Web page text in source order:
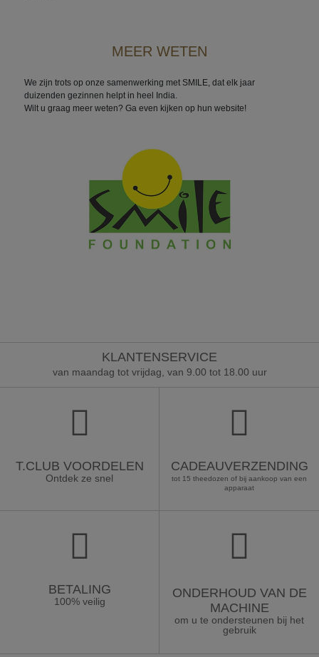
MEER WETEN
We zijn trots op onze samenwerking met SMILE, dat elk jaar
duizenden gezinnen helpt in heel India.
Wilt u graag meer weten? Ga even kijken op hun website!
KLANTENSERVICE
van maandag tot vrijdag, van 9.00 tot 18.00 uur
T.CLUB VOORDELEN
Ontdek ze snel
CADEAUVERZENDING
tot 15 theedozen of bij aankoop van een
apparaat
BETALING
100% veilig
ONDERHOUD VAN DE
MACHINE
om u te ondersteunen bij het
gebruik